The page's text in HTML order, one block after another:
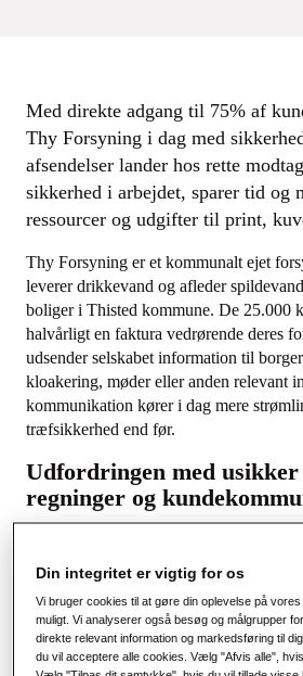
Med direkte adgang til 75% af
Thy Forsyning i dag med
afsendelser lander hos rette
sikkerhed i arbejdet, sparer tid og
ressourcer og udgifter til print,
Thy Forsyning er et kommunalt ejet
leverer drikkevand og afleder
boliger i Thisted kommune. De 25.000
halvårligt en faktura vedrørende deres
udsender selskabet information til
kloakering, møder eller anden relevant
kommunikation kører i dag mere
træfsikkerhed end før.
Udfordringen med
regninger og
effektiv udsendelse af fakturaer og
udsendelserne via mail. Desværre skete
havnede i uønsket mail hos
mængden af øvrige mails. Det betød, at
reagerede, når de modtog en rykker.
Din integritet er vigtig for os
Vi bruger cookies til at gøre din oplevelse på
muligt. Vi analyserer også besøg og målgrupper
direkte relevant information og markedsføring til
du vil acceptere alle cookies. Vælg "Afvis alle",